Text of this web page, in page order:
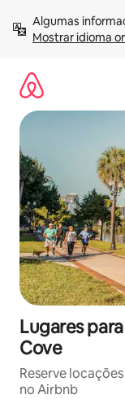
para
Mostrar idioma
Lugares
Cove
Reserve
no Airbnb